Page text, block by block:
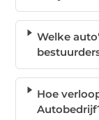
Welke
Hoe